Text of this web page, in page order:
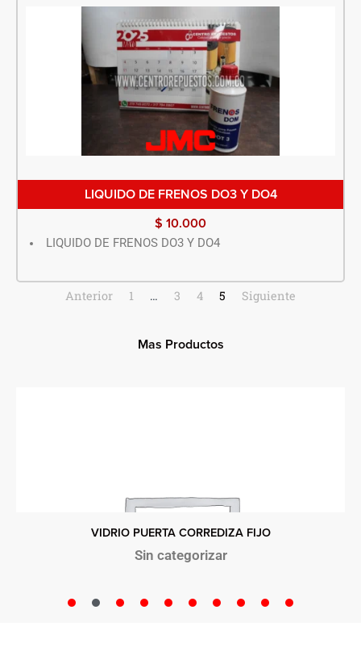
LIQUIDO DE FRENOS DO3 Y DO4
$ 10.000
LIQUIDO DE FRENOS DO3 Y DO4
Anterior 1 … 3 4 5 Siguiente
Mas Productos
VIDRIO PUERTA CORREDIZA FIJO
Sin categorizar